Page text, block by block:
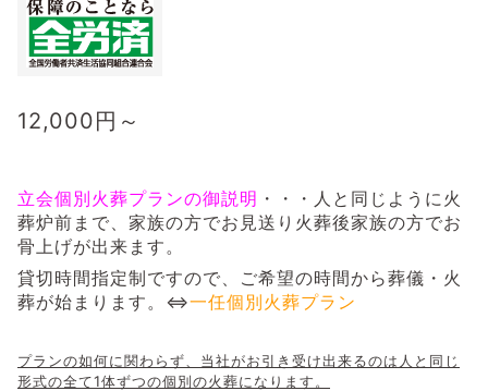
12,000円～
立会個別火葬プランの御説明 ・・・人と同じように火
葬炉前まで、家族の方でお見送り火葬後家族の方でお
骨上げが出来ます。
貸切時間指定制ですので、ご希望の時間から葬儀・火
葬が始まります。⇔一任個別火葬プラン
プランの如何に関わらず、当社がお引き受け出来るのは人と同じ
形式の全て1体ずつの個別の火葬になります。